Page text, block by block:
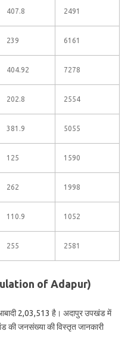
407.8 2491
239 6161
404.92 7278
202.8 2554
381.9 5055
125 1590
262 1998
110.9 1052
255 2581
of Adapur)
2,03,513 है। अदापुर उपखंड में
की जनसंख्या की विस्तृत जानकारी